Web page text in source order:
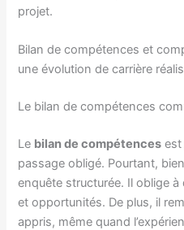
projet.
Bilan de compétences et
une évolution de carrière
Le bilan de compétences
Le bilan de compétences est
passage obligé. Pourtant,
enquête structurée. Il oblige
et opportunités. De plus, il
appris, même quand